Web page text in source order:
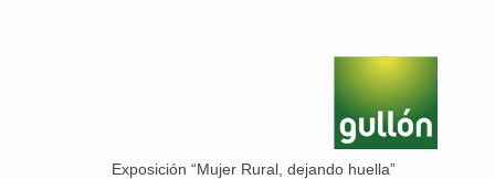
Exposición “Mujer Rural, dejando huella”